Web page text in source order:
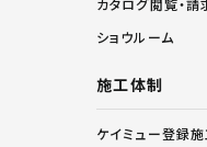
カタログ閲覧・請
ショウルーム
施工体制
ケイミュー登録